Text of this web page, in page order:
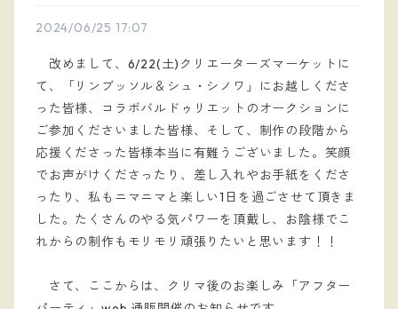
2024/06/25 17:07
改めまして、6/22(土)クリエーターズマーケットに
て、「リンブッソル＆シュ・シノワ」にお越しくださ
った皆様、コラボバルドゥリエットのオークションに
ご参加くださいました皆様、そして、制作の段階から
応援くださった皆様本当に有難うございました。笑顔
でお声がけくださったり、差し入れやお手紙をくださ
ったり、私もニマニマと楽しい1日を過ごさせて頂きま
した。たくさんのやる気パワーを頂戴し、お陰様でこ
れからの制作もモリモリ頑張りたいと思います！！
さて、ここからは、クリマ後のお楽しみ「アフター